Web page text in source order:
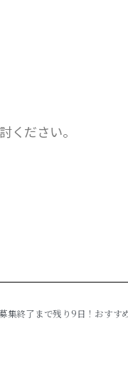
ください。
集終了まで残り9日！おすす